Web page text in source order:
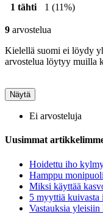
1 tähti
1 (11%)
9 arvostelua
Kielellä suomi ei löydy
arvostelua löytyy muilla
Näytä
Ei arvosteluja
Uusimmat
Hoidettu iho
Hamppu
Miksi käyttää
5 myyttiä kuivasta
Vastauksia